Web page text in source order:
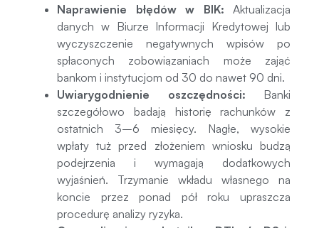
Naprawienie błędów w BIK: Aktualizacja
danych w Biurze Informacji Kredytowej lub
wyczyszczenie negatywnych wpisów po
spłaconych zobowiązaniach może zająć
bankom i instytucjom od 30 do nawet 90 dni.
Uwiarygodnienie oszczędności: Banki
szczegółowo badają historię rachunków z
ostatnich 3–6 miesięcy. Nagłe, wysokie
wpłaty tuż przed złożeniem wniosku budzą
podejrzenia i wymagają dodatkowych
wyjaśnień. Trzymanie wkładu własnego na
koncie przez ponad pół roku upraszcza
procedurę analizy ryzyka.